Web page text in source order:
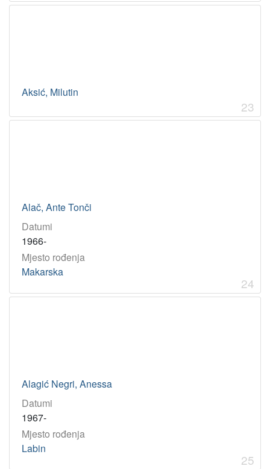
Aksić, Milutin
23
Alač, Ante Tonči
Datumi
1966-
Mjesto rođenja
Makarska
24
Alagić Negri, Anessa
Datumi
1967-
Mjesto rođenja
Labin
25